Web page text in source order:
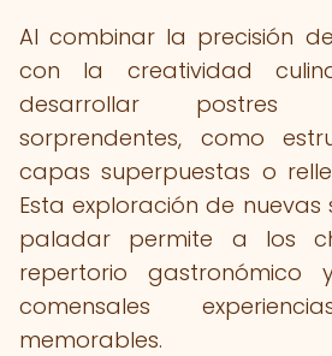
Al combinar la precisión
con la creatividad
desarrollar postres
sorprendentes, como
capas superpuestas o
Esta exploración de nuevas
paladar permite a los
repertorio
comensales
memorables.